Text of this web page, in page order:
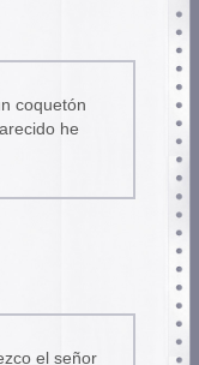
coquetón
he
el señor